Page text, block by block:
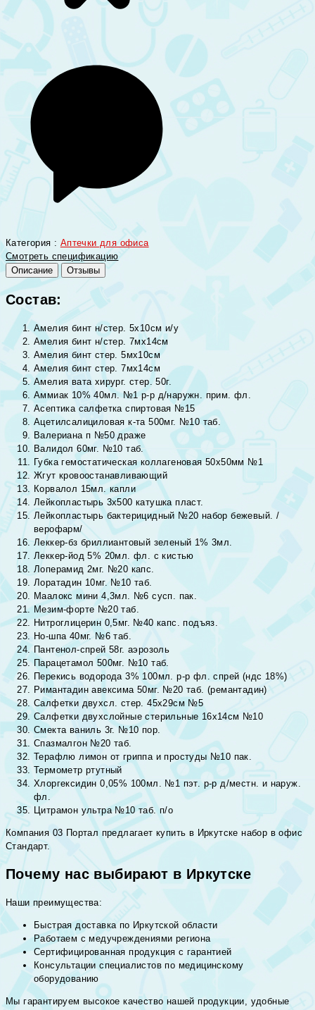
Категория : Аптечки для офиса
Смотреть спецификацию
Описание
Отзывы
Состав:
Амелия бинт н/стер. 5х10см и/у
Амелия бинт н/стер. 7мх14см
Амелия бинт стер. 5мх10см
Амелия бинт стер. 7мх14см
Амелия вата хирург. стер. 50г.
Аммиак 10% 40мл. №1 р-р д/наружн. прим. фл.
Асептика салфетка спиртовая №15
Ацетилсалициловая к-та 500мг. №10 таб.
Валериана п №50 драже
Валидол 60мг. №10 таб.
Губка гемостатическая коллагеновая 50х50мм №1
Жгут кровоостанавливающий
Корвалол 15мл. капли
Лейкопластырь 3х500 катушка пласт.
Лейкопластырь бактерицидный №20 набор бежевый. /
верофарм/
Леккер-бз бриллиантовый зеленый 1% 3мл.
Леккер-йод 5% 20мл. фл. с кистью
Лоперамид 2мг. №20 капс.
Лоратадин 10мг. №10 таб.
Маалокс мини 4,3мл. №6 сусп. пак.
Мезим-форте №20 таб.
Нитроглицерин 0,5мг. №40 капс. подъяз.
Но-шпа 40мг. №6 таб.
Пантенол-спрей 58г. аэрозоль
Парацетамол 500мг. №10 таб.
Перекись водорода 3% 100мл. р-р фл. спрей (ндс 18%)
Римантадин авексима 50мг. №20 таб. (ремантадин)
Салфетки двухсл. стер. 45х29см №5
Салфетки двухслойные стерильные 16х14см №10
Смекта ваниль 3г. №10 пор.
Спазмалгон №20 таб.
Терафлю лимон от гриппа и простуды №10 пак.
Термометр ртутный
Хлоргексидин 0,05% 100мл. №1 пэт. р-р д/местн. и наруж.
фл.
Цитрамон ультра №10 таб. п/о
Компания 03 Портал предлагает купить в Иркутске набор в офис
Стандарт.
Почему нас выбирают в Иркутске
Наши преимущества:
Быстрая доставка по Иркутской области
Работаем с медучреждениями региона
Сертифицированная продукция с гарантией
Консультации специалистов по медицинскому
оборудованию
Мы гарантируем высокое качество нашей продукции, удобные